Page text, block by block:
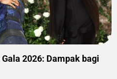
2026: Dampak bagi